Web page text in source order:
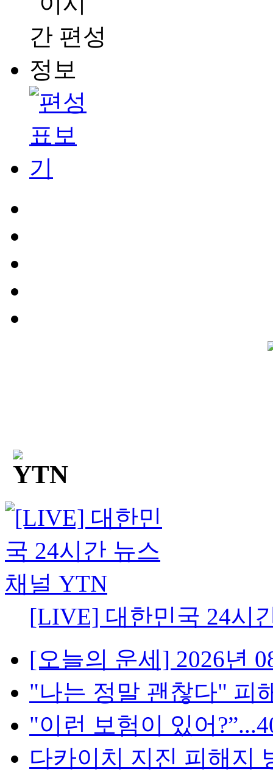
[LIVE] 대한민국 24시
[오늘의 운세] 2026년
"나는 정말 괜찮다" 피
"이런 보험이 있어
다카이치 지진 피해지